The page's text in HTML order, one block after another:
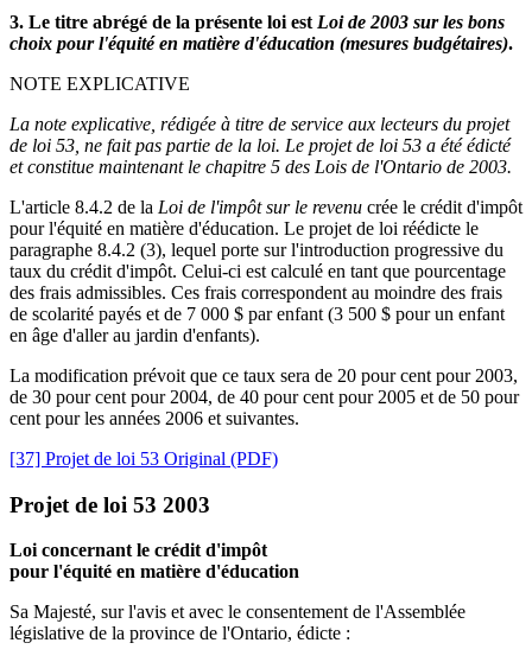
3. Le titre abrégé de la présente loi est Loi de 2003 sur les bons
choix pour l'équité en matière d'éducation (mesures budgétaires).
NOTE EXPLICATIVE
La note explicative, rédigée à titre de service aux lecteurs du projet
de loi 53, ne fait pas partie de la loi. Le projet de loi 53 a été édicté
et constitue maintenant le chapitre 5 des Lois de l'Ontario de 2003.
L'article 8.4.2 de la Loi de l'impôt sur le revenu crée le crédit d'impôt
pour l'équité en matière d'éducation. Le projet de loi réédicte le
paragraphe 8.4.2 (3), lequel porte sur l'introduction progressive du
taux du crédit d'impôt. Celui-ci est calculé en tant que pourcentage
des frais admissibles. Ces frais correspondent au moindre des frais
de scolarité payés et de 7 000 $ par enfant (3 500 $ pour un enfant
en âge d'aller au jardin d'enfants).
La modification prévoit que ce taux sera de 20 pour cent pour 2003,
de 30 pour cent pour 2004, de 40 pour cent pour 2005 et de 50 pour
cent pour les années 2006 et suivantes.
[37] Projet de loi 53 Original (PDF)
Projet de loi 53 2003
Loi concernant le crédit d'impôt
pour l'équité en matière d'éducation
Sa Majesté, sur l'avis et avec le consentement de l'Assemblée
législative de la province de l'Ontario, édicte :